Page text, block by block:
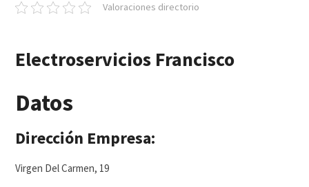
Valoraciones directorio
Electroservicios Francisco
Datos
Dirección Empresa:
Virgen Del Carmen, 19